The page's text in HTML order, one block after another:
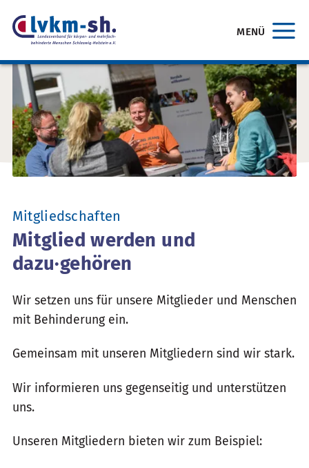
MENÜ
Mitgliedschaften
Mitglied werden und
dazu·gehören
Wir setzen uns für unsere Mitglieder und Menschen
mit Behinderung ein.
Gemeinsam mit unseren Mitgliedern sind wir stark.
Wir informieren uns gegenseitig und unterstützen
uns.
Unseren Mitgliedern bieten wir zum Beispiel: